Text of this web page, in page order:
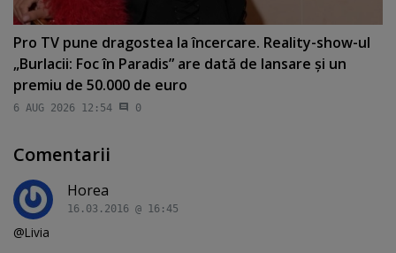
Pro TV pune dragostea la încercare. Reality-show-ul
„Burlacii: Foc în Paradis” are dată de lansare şi un
premiu de 50.000 de euro
6 AUG 2026 12:54 0
Comentarii
Horea
16.03.2016 @ 16:45
@Livia